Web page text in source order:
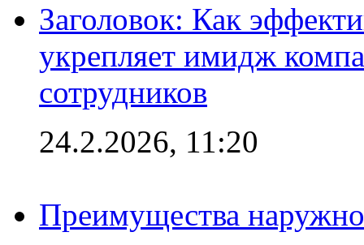
Заголовок: Как
укрепляет имидж
сотрудников
24.2.2026, 11:20
Преимущества